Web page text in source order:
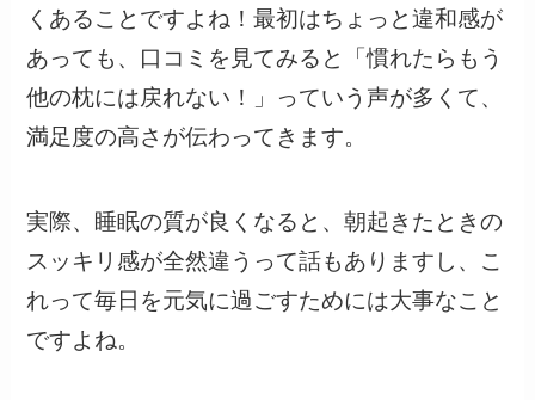
くあることですよね！最初はちょっと違和感が
あっても、口コミを見てみると「慣れたらもう
他の枕には戻れない！」っていう声が多くて、
満足度の高さが伝わってきます。
実際、睡眠の質が良くなると、朝起きたときの
スッキリ感が全然違うって話もありますし、こ
れって毎日を元気に過ごすためには大事なこと
ですよね。